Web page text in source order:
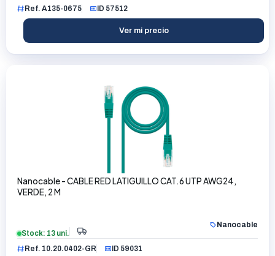
Ref. A135-0675
ID 57512
Ver mi precio
Nanocable - CABLE RED LATIGUILLO CAT.6 UTP AWG24,
VERDE, 2 M
Nanocable
Stock: 13 uni.
Ref. 10.20.0402-GR
ID 59031